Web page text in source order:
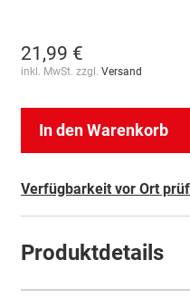
21,99 €
inkl. MwSt. zzgl. Versand
In den Warenkorb
Verfügbarkeit vor Ort
Produktdetails